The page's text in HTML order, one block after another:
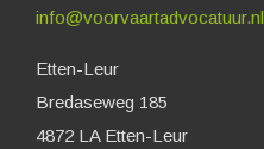
info@voorvaartadvocatuur.nl
Etten-Leur
Bredaseweg 185
4872 LA Etten-Leur